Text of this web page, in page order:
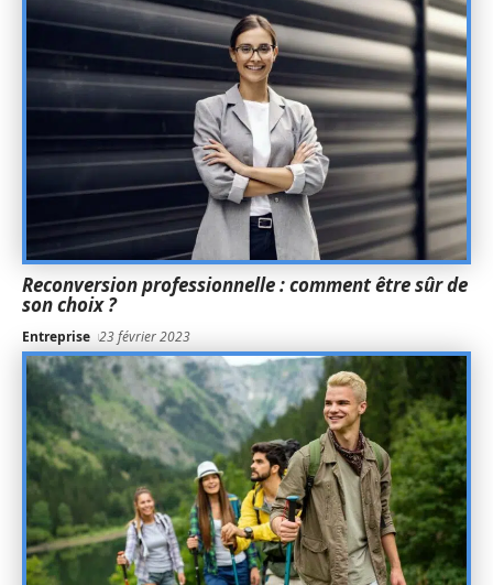
Reconversion professionnelle : comment être sûr de
son choix ?
Entreprise 23 février 2023